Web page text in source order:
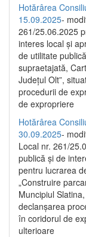
Hotărârea
15.09.2025-
261/25.06.2025
interes local și
de utilitate
supraetajată,
Județul Olt”,
procedurii de
de expropriere
Hotărârea
30.09.2025-
Local nr. 261/
publică şi de
pentru lucrarea
„Construire
Muncipiul
declanşarea
în coridorul de
ulterioare